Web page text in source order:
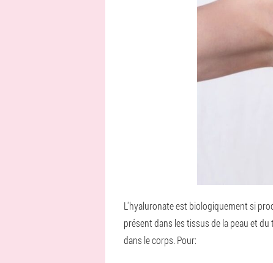
L'hyaluronate est biologiquement si
présent dans les tissus de la peau et
dans le corps. Pour: